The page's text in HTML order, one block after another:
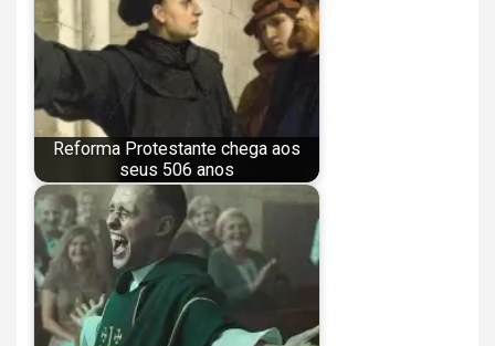
Reforma Protestante chega aos
seus 506 anos